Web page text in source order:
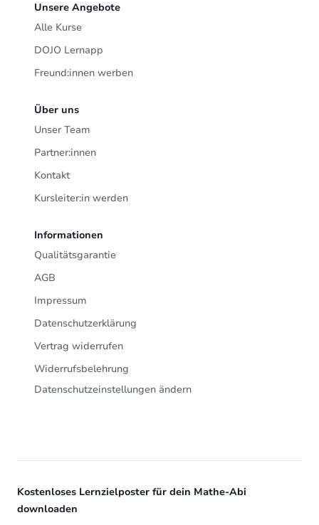
Unsere Angebote
Alle Kurse
DOJO Lernapp
Freund:innen werben
Über uns
Unser Team
Partner:innen
Kontakt
Kursleiter:in werden
Informationen
Qualitätsgarantie
AGB
Impressum
Datenschutzerklärung
Vertrag widerrufen
Widerrufsbelehrung
Datenschutzeinstellungen ändern
Kostenloses Lernzielposter für dein Mathe-Abi
downloaden